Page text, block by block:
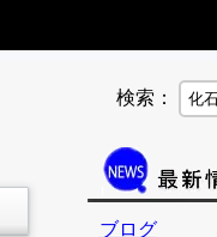
検索：
ブログ